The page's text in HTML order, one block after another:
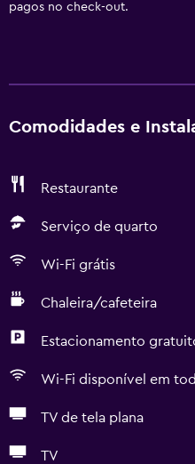
pagos no check-out.
Comodidades e
Restaurante
Serviço de quarto
Wi-Fi grátis
Chaleira/cafeteira
Estacionamento
Wi-Fi disponível em
TV de tela plana
TV